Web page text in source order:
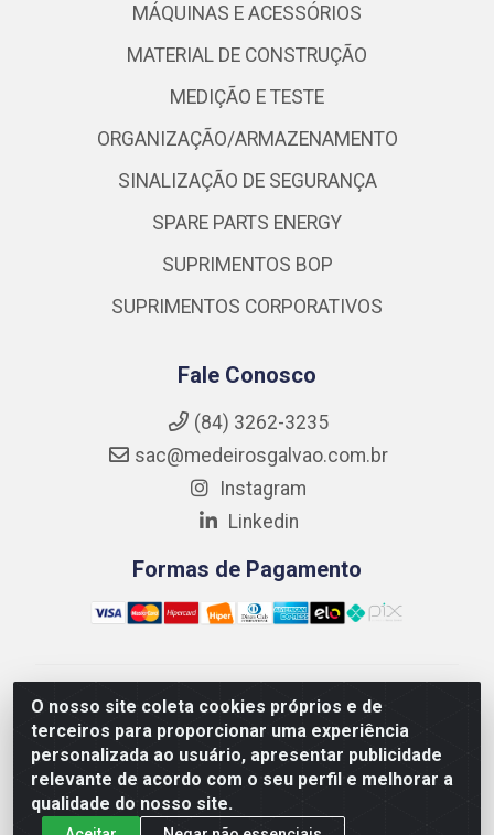
O nosso site coleta cookies próprios e de
terceiros para proporcionar uma experiência
personalizada ao usuário, apresentar publicidade
relevante de acordo com o seu perfil e melhorar a
qualidade do nosso site.
MÁQUINAS E ACESSÓRIOS
MATERIAL DE CONSTRUÇÃO
MEDIÇÃO E TESTE
ORGANIZAÇÃO/ARMAZENAMENTO
SINALIZAÇÃO DE SEGURANÇA
SPARE PARTS ENERGY
SUPRIMENTOS BOP
SUPRIMENTOS CORPORATIVOS
Fale Conosco
(84) 3262-3235
sac@medeirosgalvao.com.br
Instagram
Linkedin
Formas de Pagamento
Medeiros Galvão Soluções LTDA - Avenida Antônio
Severiano da Câmara - Br 406, 1111, Km 102 - Centro,
João Câmara/RN - CEP 59550-000 - CNPJ
01.347.878/0001-60